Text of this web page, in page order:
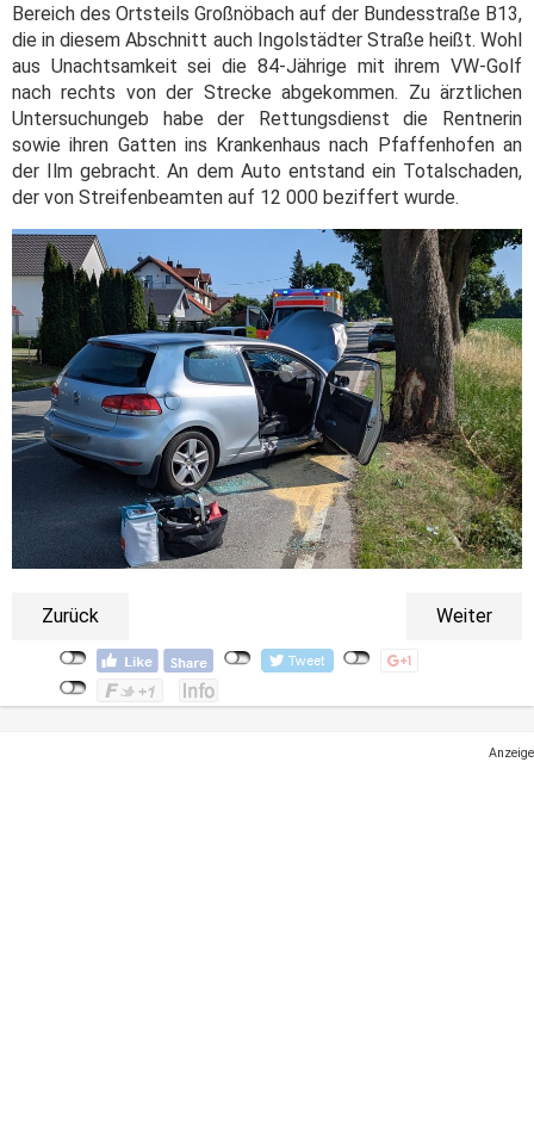
Bereich des Ortsteils Großnöbach auf der Bundesstraße B13,
die in diesem Abschnitt auch Ingolstädter Straße heißt. Wohl
aus Unachtsamkeit sei die 84-Jährige mit ihrem VW-Golf
nach rechts von der Strecke abgekommen. Zu ärztlichen
Untersuchungeb habe der Rettungsdienst die Rentnerin
sowie ihren Gatten ins Krankenhaus nach Pfaffenhofen an
der Ilm gebracht. An dem Auto entstand ein Totalschaden,
der von Streifenbeamten auf 12 000 beziffert wurde.
Zurück Weiter
Anzeige